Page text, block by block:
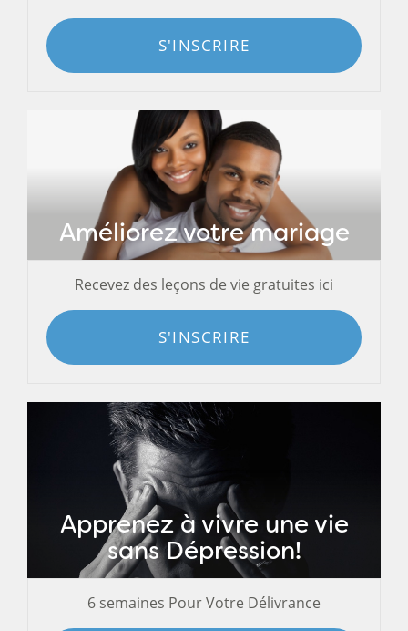
S'INSCRIRE
Améliorez votre mariage
Recevez des leçons de vie gratuites ici
S'INSCRIRE
Apprenez à vivre une vie
sans Dépression!
6 semaines Pour Votre Délivrance